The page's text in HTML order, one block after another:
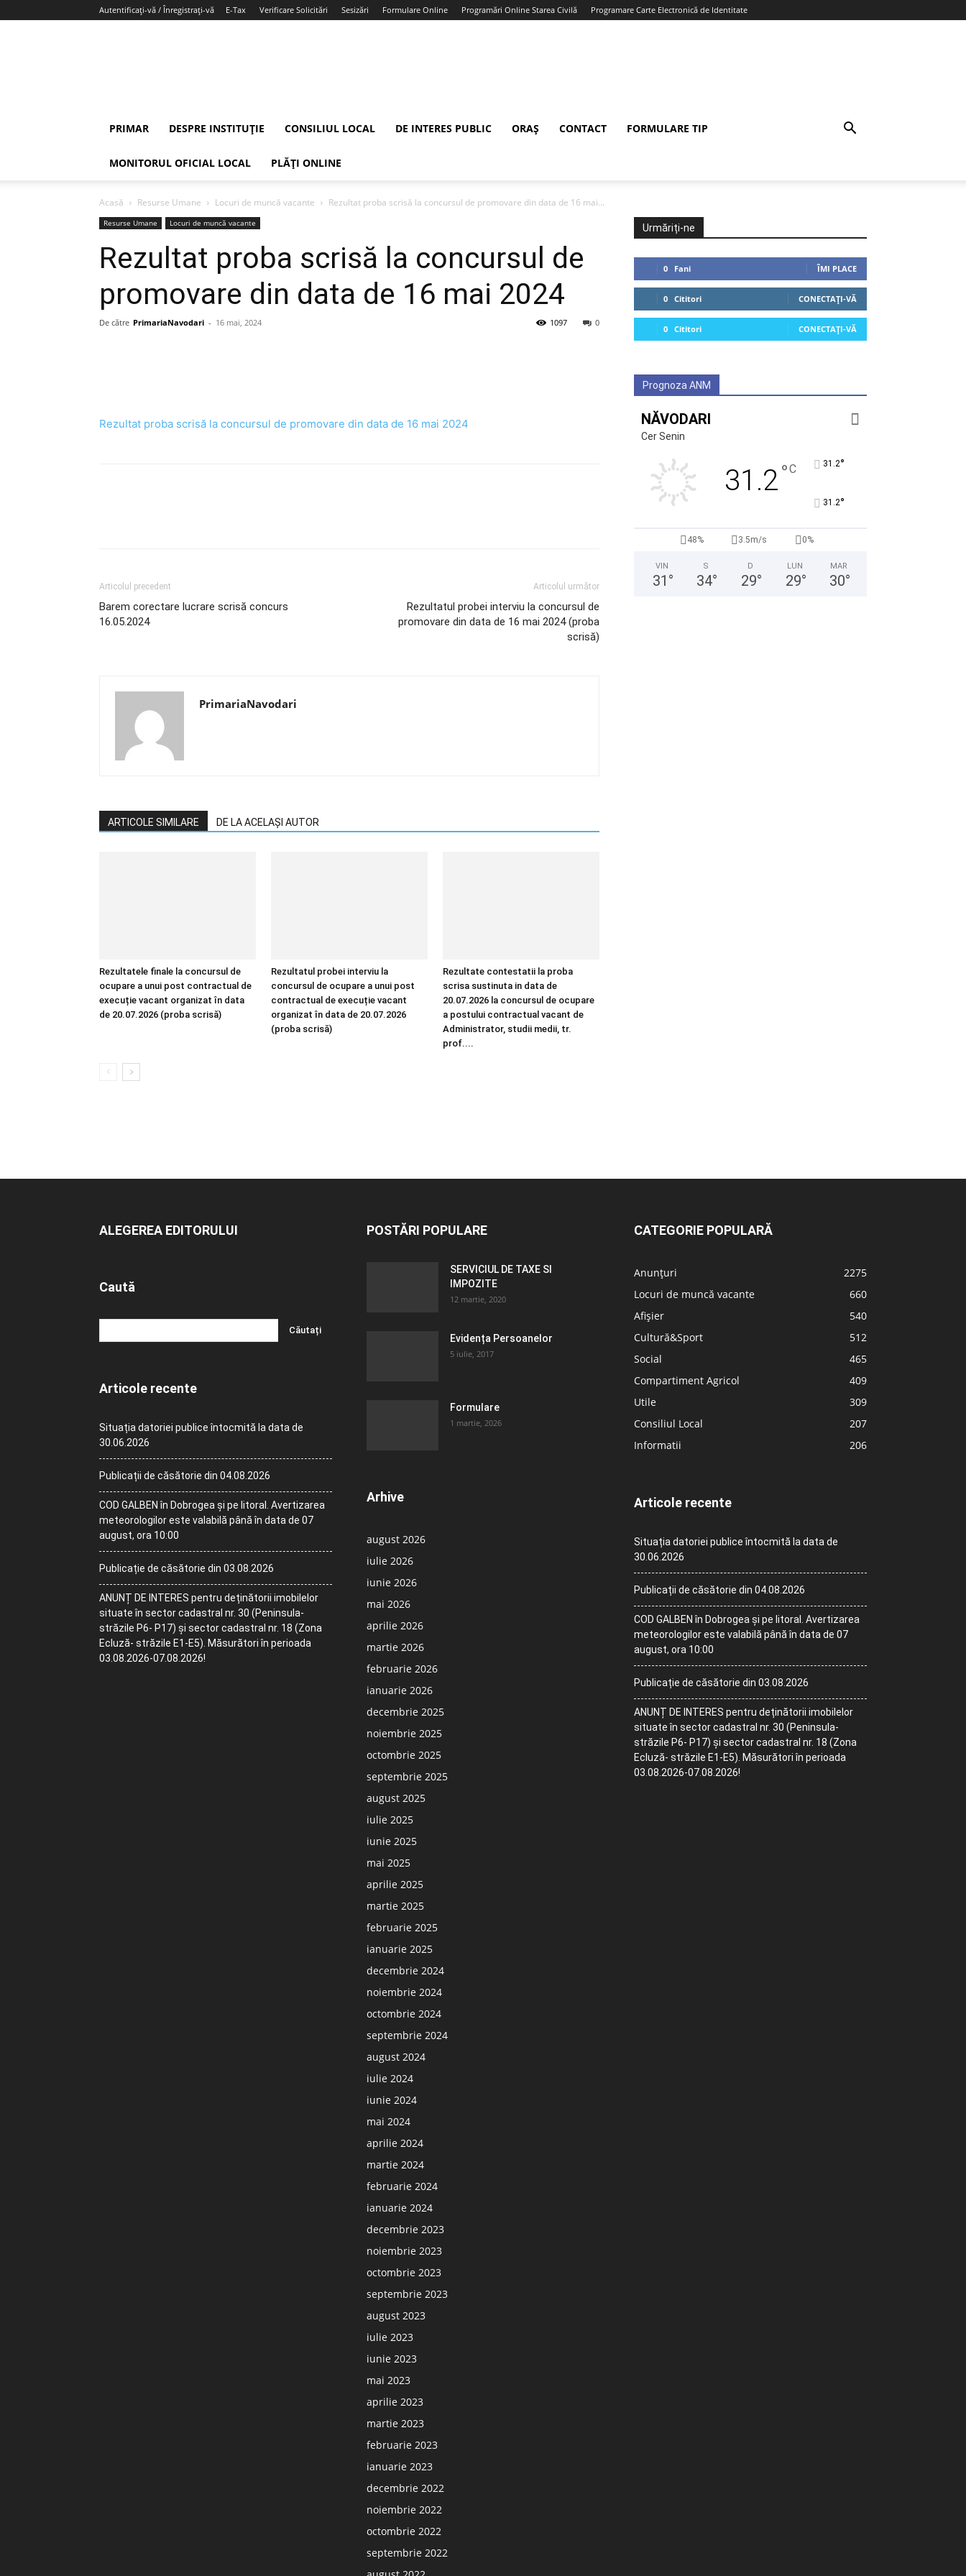
Autentificați-vă / Înregistrați-vă E-Tax Verificare Solicitări Sesizări Formulare Online Programări Online Starea Civilă Programare Carte Electronică de Identitate
PRIMAR DESPRE INSTITUȚIE CONSILIUL LOCAL DE INTERES PUBLIC ORAȘ CONTACT FORMULARE TIP
MONITORUL OFICIAL LOCAL PLĂȚI ONLINE
Acasă Resurse Umane Locuri de muncă vacante Rezultat proba scrisă la concursul de promovare din data de 16 mai...
Resurse Umane Locuri de muncă vacante
Rezultat proba scrisă la concursul de
promovare din data de 16 mai 2024
De către PrimariaNavodari - 16 mai, 2024 0
1097
Rezultat proba scrisă la concursul de promovare din data de 16 mai 2024
Articolul precedent
Barem corectare lucrare scrisă concurs
16.05.2024
Articolul următor
Rezultatul probei interviu la concursul de
promovare din data de 16 mai 2024 (proba
scrisă)
PrimariaNavodari
ARTICOLE SIMILARE DE LA ACELAȘI AUTOR
Rezultatele finale la concursul de
ocupare a unui post contractual de
execuție vacant organizat în data
de 20.07.2026 (proba scrisă)
Rezultatul probei interviu la
concursul de ocupare a unui post
contractual de execuție vacant
organizat în data de 20.07.2026
(proba scrisă)
Rezultate contestatii la proba
scrisa sustinuta in data de
20.07.2026 la concursul de ocupare
a postului contractual vacant de
Administrator, studii medii, tr.
prof....
Urmăriți-ne
0 Fani ÎMI PLACE
0 Cititori CONECTAȚI-VĂ
0 Cititori CONECTAȚI-VĂ
Prognoza ANM
NĂVODARI
Cer Senin
31.2°C 31.2°
31.2°
48% 3.5m/s 0%
VIN
31 °
S
34°
D
29°
LUN
29°
MAR
30°
ALEGEREA EDITORULUI
Caută
Articole recente
Situația datoriei publice întocmită la data de
30.06.2026
Publicații de căsătorie din 04.08.2026
COD GALBEN în Dobrogea și pe litoral. Avertizarea
meteorologilor este valabilă până în data de 07
august, ora 10:00
Publicație de căsătorie din 03.08.2026
ANUNȚ DE INTERES pentru deținătorii imobilelor
situate în sector cadastral nr. 30 (Peninsula-
străzile P6- P17) și sector cadastral nr. 18 (Zona
Ecluză- străzile E1-E5). Măsurători în perioada
03.08.2026-07.08.2026!
POSTĂRI POPULARE
SERVICIUL DE TAXE SI
IMPOZITE
12 martie, 2020
Evidența Persoanelor
5 iulie, 2017
Formulare
1 martie, 2026
Arhive
august 2026
iulie 2026
iunie 2026
mai 2026
aprilie 2026
martie 2026
februarie 2026
ianuarie 2026
decembrie 2025
noiembrie 2025
octombrie 2025
septembrie 2025
august 2025
iulie 2025
iunie 2025
mai 2025
aprilie 2025
martie 2025
februarie 2025
ianuarie 2025
decembrie 2024
noiembrie 2024
octombrie 2024
septembrie 2024
august 2024
iulie 2024
iunie 2024
mai 2024
aprilie 2024
martie 2024
februarie 2024
ianuarie 2024
decembrie 2023
noiembrie 2023
octombrie 2023
septembrie 2023
august 2023
iulie 2023
iunie 2023
mai 2023
aprilie 2023
martie 2023
februarie 2023
ianuarie 2023
decembrie 2022
noiembrie 2022
octombrie 2022
septembrie 2022
CATEGORIE POPULARĂ
Anunțuri
2275
Locuri de muncă vacante
660
Afișier
540
Cultură&Sport
512
Social
465
Compartiment Agricol
409
Utile
309
Consiliul Local
207
Informatii
206
Articole recente
Situația datoriei publice întocmită la data de
30.06.2026
Publicații de căsătorie din 04.08.2026
COD GALBEN în Dobrogea și pe litoral. Avertizarea
meteorologilor este valabilă până în data de 07
august, ora 10:00
Publicație de căsătorie din 03.08.2026
ANUNȚ DE INTERES pentru deținătorii imobilelor
situate în sector cadastral nr. 30 (Peninsula-
străzile P6- P17) și sector cadastral nr. 18 (Zona
Ecluză- străzile E1-E5). Măsurători în perioada
03.08.2026-07.08.2026!